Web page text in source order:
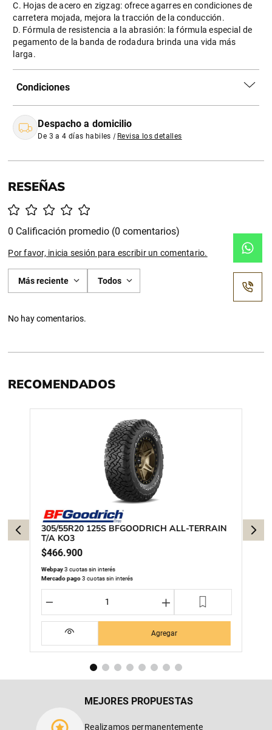
C. Hojas de acero en zigzag: ofrece agarres en condiciones de
carretera mojada, mejora la tracción de la conducción.
D. Fórmula de resistencia a la abrasión: la fórmula especial de
pegamento de la banda de rodadura brinda una vida más
larga.
Condiciones
Despacho a domicilio
De 3 a 4 días habiles | Revisa los detalles
0 Calificación promedio (0 comentarios)
Por favor, inicia sesión para escribir un comentario.
Más reciente Todos
No hay comentarios.
RECOMENDADOS
305/55R20 125S BFGOODRICH ALL-TERRAIN
T/A KO3
$466.900
Webpay3 cuotas sin interés
Mercado pago3 cuotas sin interés
＋
－
Agregar
MEJORES PROPUESTAS
Realizamos permanentemente